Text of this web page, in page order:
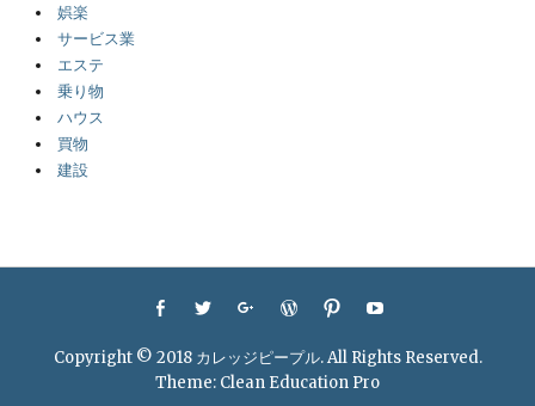
娯楽
サービス業
エステ
乗り物
ハウス
買物
建設
Facebook
Twitter GoogleplusWordPress
Pinterest
Copyright © 2018 カレッジピープル. All Rights Reserved.
Theme: Clean Education Pro